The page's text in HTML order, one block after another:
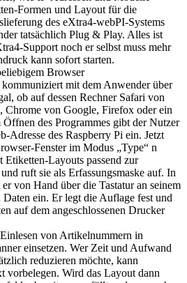
Formen und Layout für die
des eXtra4-webPI-Systems
tatsächlich Plug & Play. Alles ist
Support noch er selbst muss mehr
kann sofort starten.
Browser
mit dem Anwender über
ob auf dessen Rechner Safari von
von Google, Firefox oder ein
des Programmes gibt der Nutzer
Adresse des Raspberry Pi ein. Jetzt
Fenster im Modus „Type“ n
Layouts passend zur
ruft sie als Erfassungsmaske auf. In
von Hand über die Tastatur an seinem
ein. Er legt die Auflage fest und
auf dem angeschlossenen Drucker
von Artikelnummern in
einsetzen. Wer Zeit und Aufwand
reduzieren möchte, kann
vorbelegen. Wird das Layout dann